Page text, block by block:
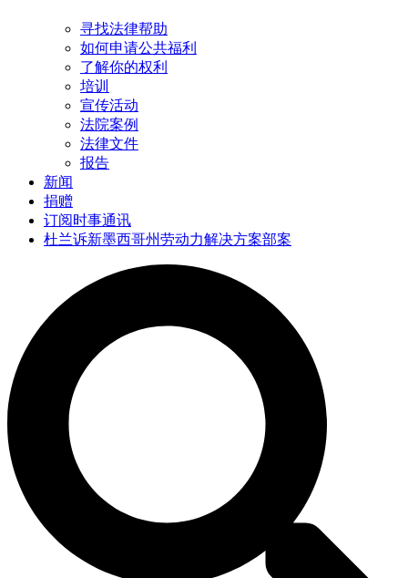
寻找法律帮助
如何申请公共福利
了解你的权利
培训
宣传活动
法院案例
法律文件
报告
新闻
捐赠
订阅时事通讯
杜兰诉新墨西哥州劳动力解决方案部案